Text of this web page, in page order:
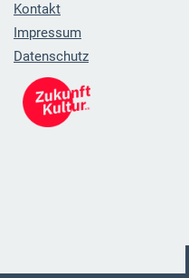
Kontakt
Impressum
Datenschutz